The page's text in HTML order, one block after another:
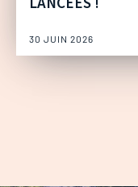
30 JUIN 2026